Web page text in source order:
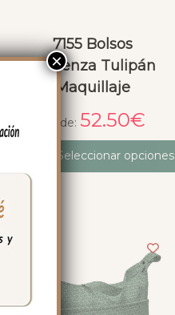
7155 Bolsos
Provenza Tulipán
Maquillaje
Desde: 52.50€
Seleccionar opciones
×